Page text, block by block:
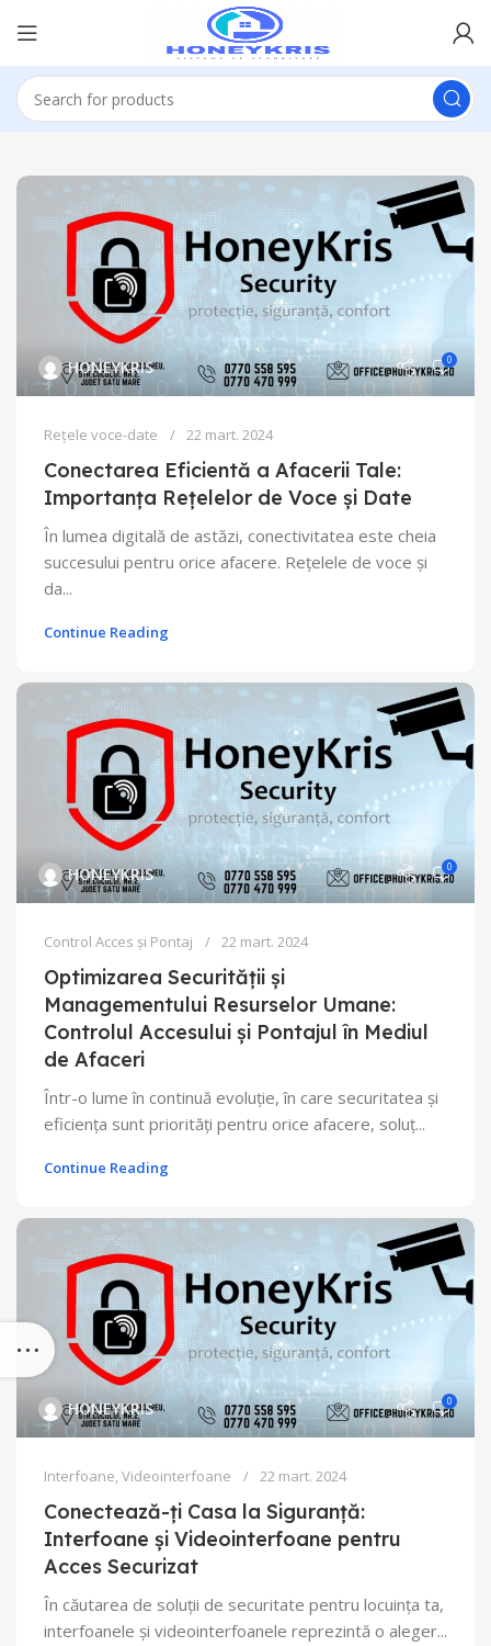
HONEYKRIS 0
Rețele voce-date 22 mart. 2024
Conectarea Eficientă a Afacerii Tale:
Importanța Rețelelor de Voce și Date
În lumea digitală de astăzi, conectivitatea este cheia
succesului pentru orice afacere. Rețelele de voce și
da...
Continue Reading
HONEYKRIS 0
Control Acces și Pontaj 22 mart. 2024
Optimizarea Securității și
Managementului Resurselor Umane:
Controlul Accesului și Pontajul în Mediul
de Afaceri
Într-o lume în continuă evoluție, în care securitatea și
eficiența sunt priorități pentru orice afacere, soluț...
Continue Reading
HONEYKRIS 0
Interfoane, Videointerfoane 22 mart. 2024
Conectează-ți Casa la Siguranță:
Interfoane și Videointerfoane pentru
Acces Securizat
În căutarea de soluții de securitate pentru locuința ta,
interfoanele și videointerfoanele reprezintă o aleger...